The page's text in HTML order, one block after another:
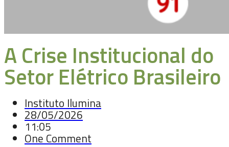
A Crise Institucional do
Setor Elétrico Brasileiro
Instituto Ilumina
28/05/2026
11:05
One Comment